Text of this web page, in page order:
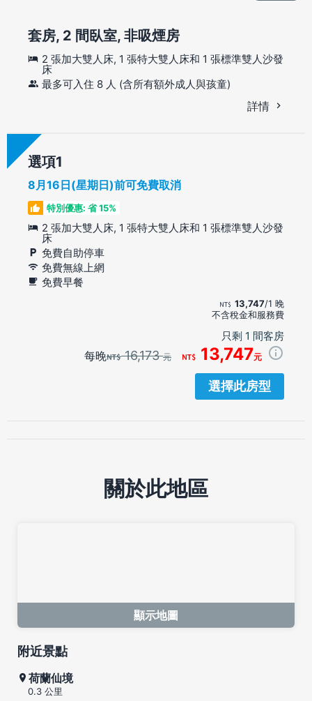
套房, 2 間臥室, 非吸煙房
2 張加大雙人床, 1 張特大雙人床和 1 張標準雙人沙發
床
最多可入住 8 人 (含所有額外成人與孩童)
詳情
選項
8月16日(星期日)前可免費取消
特別優惠: 省 15%
2 張加大雙人床, 1 張特大雙人床和 1 張標準雙人沙發
床
免費自助停車
免費無線上網
免費早餐
13,747/1 晚
不含稅金和服務費
只剩 1 間客房
每晚 16,173元 13,747元
選擇此房型
關於此地區
顯示地圖
附近景點
荷蘭仙境
0.3 公里